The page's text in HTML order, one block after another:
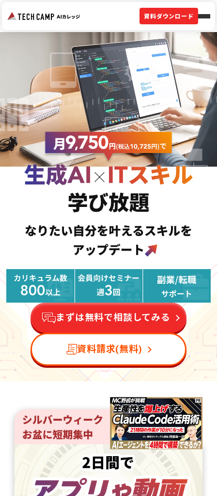
資料ダウンロード
まずは無料で相談してみる
資料請求(無料)